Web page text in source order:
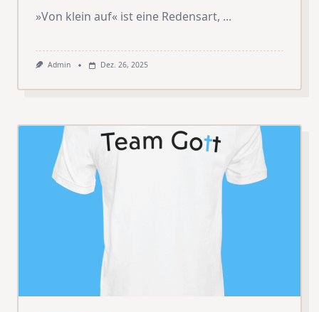
»Von klein auf« ist eine Redensart, ...
Admin Dez. 26, 2025